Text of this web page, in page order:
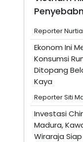
Reporter
Ekonom Ini
Konsumsi
Ditopang
Kaya
Reporter Siti
Investasi
Madura,
Wiraraja